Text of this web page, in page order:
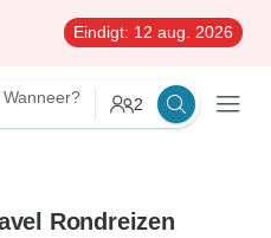
Eindigt: 12 aug. 2026
Wanneer? 2
Rondreizen